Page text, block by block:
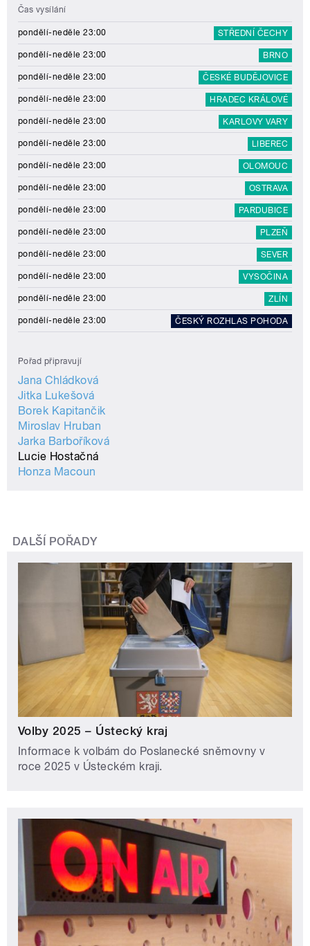
Čas vysílání
pondělí-neděle 23:00 STŘEDNÍ ČECHY
pondělí-neděle 23:00 BRNO
pondělí-neděle 23:00 ČESKÉ BUDĚJOVICE
pondělí-neděle 23:00 HRADEC KRÁLOVÉ
pondělí-neděle 23:00 KARLOVY VARY
pondělí-neděle 23:00 LIBEREC
pondělí-neděle 23:00 OLOMOUC
pondělí-neděle 23:00 OSTRAVA
pondělí-neděle 23:00 PARDUBICE
pondělí-neděle 23:00 PLZEŇ
pondělí-neděle 23:00 SEVER
pondělí-neděle 23:00 VYSOČINA
pondělí-neděle 23:00 ZLÍN
pondělí-neděle 23:00 ČESKÝ ROZHLAS POHODA
Pořad připravují
Jana Chládková
Jitka Lukešová
Borek Kapitančik
Miroslav Hruban
Jarka Barboříková
Lucie Hostačná
Honza Macoun
DALŠÍ POŘADY
Volby 2025 – Ústecký kraj
Informace k volbám do Poslanecké sněmovny v
roce 2025 v Ústeckém kraji.